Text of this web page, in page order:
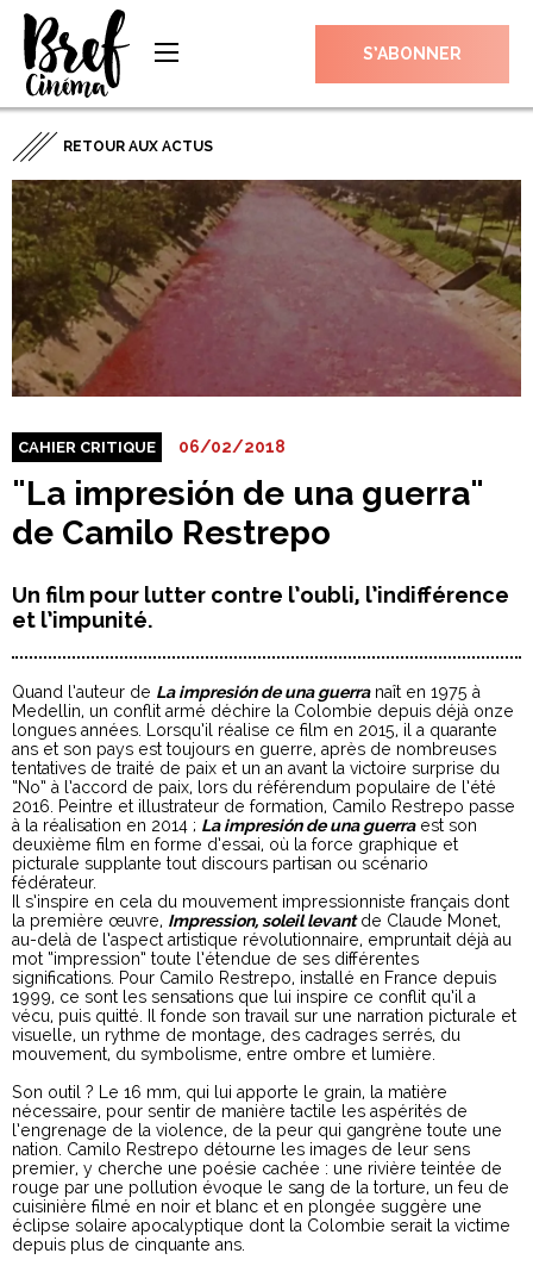
S’ABONNER
RETOUR AUX ACTUS
CAHIER CRITIQUE 06/02/2018
"La impresión de una guerra"
de Camilo Restrepo
Un film pour lutter contre l’oubli, l’indifférence
et l’impunité.
Quand l’auteur de La impresión de una guerranaît en 1975 à
Medellin, un conflit armé déchire la Colombie depuis déjà onze
longues années. Lorsqu’il réalise ce film en 2015, il a quarante
ans et son pays est toujours en guerre, après de nombreuses
tentatives de traité de paix et un an avant la victoire surprise du
“No” à l’accord de paix, lors du référendum populaire de l’été
2016. Peintre et illustrateur de formation, Camilo Restrepo passe
à la réalisation en 2014 ; La impresión de una guerraest son
deuxième film en forme d’essai, où la force graphique et
picturale supplante tout discours partisan ou scénario
fédérateur.
Il s’inspire en cela du mouvement impressionniste français dont
la première œuvre, Impression, soleil levantde Claude Monet,
au-delà de l’aspect artistique révolutionnaire, empruntait déjà au
mot “impression” toute l’étendue de ses différentes
significations. Pour Camilo Restrepo, installé en France depuis
1999, ce sont les sensations que lui inspire ce conflit qu’il a
vécu, puis quitté. Il fonde son travail sur une narration picturale et
visuelle, un rythme de montage, des cadrages serrés, du
mouvement, du symbolisme, entre ombre et lumière.
Son outil ? Le 16 mm, qui lui apporte le grain, la matière
nécessaire, pour sentir de manière tactile les aspérités de
l’engrenage de la violence, de la peur qui gangrène toute une
nation. Camilo Restrepo détourne les images de leur sens
premier, y cherche une poésie cachée : une rivière teintée de
rouge par une pollution évoque le sang de la torture, un feu de
cuisinière filmé en noir et blanc et en plongée suggère une
éclipse solaire apocalyptique dont la Colombie serait la victime
depuis plus de cinquante ans.